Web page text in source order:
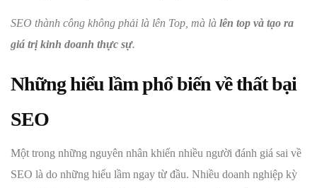
SEO thành công không phải là lên Top, mà là lên top và tạo ra
giá trị kinh doanh thực sự.
Những hiểu lầm phổ biến về thất bại
SEO
Một trong những nguyên nhân khiến nhiều người đánh giá sai về
SEO là do những hiểu lầm ngay từ đầu. Nhiều doanh nghiệp kỳ